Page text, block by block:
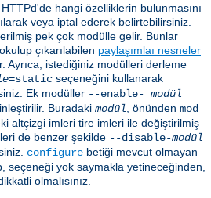
hangi özelliklerin bulunmasını
veya iptal ederek belirtebilirsiniz.
pek çok modülle gelir. Bunlar
çıkarılabilen paylaşımlaı nesneler
Ayrıca, istediğiniz modülleri derleme
=static seçeneğini kullanarak
Ek modüller --enable- modül
Buradaki modül , önünden mod_
altçizgi imleri tire imleri ile değiştirilmiş
de benzer şekilde --disable-modül
configure betiği mevcut olmayan
seçeneği yok saymakla yetineceğinden,
olmalısınız.